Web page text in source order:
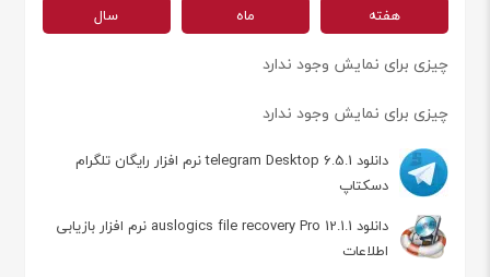
هفته ماه سال
چیزی برای نمایش وجود ندارد
چیزی برای نمایش وجود ندارد
دانلود telegram Desktop 6.5.1 نرم افزار رایگان تلگرام
دسکتاپ
دانلود auslogics file recovery Pro 12.1.1 نرم افزار بازیابی
اطلاعات